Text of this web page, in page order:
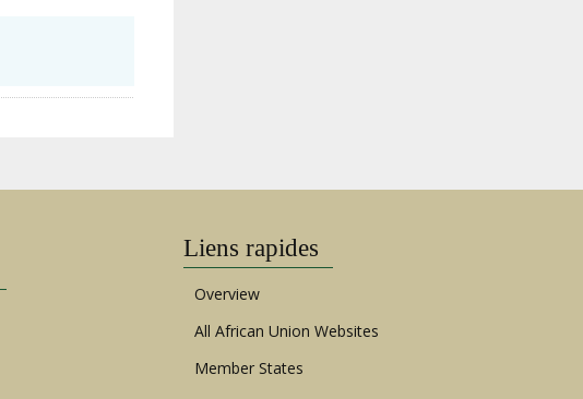
Liens rapides
Overview
All African Union Websites
Member States